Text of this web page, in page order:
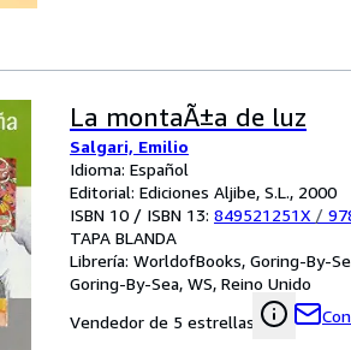
La montaÃ±a de luz
Salgari, Emilio
Idioma: Español
Editorial: Ediciones Aljibe, S.L., 2000
ISBN 10 / ISBN 13: 849521251X /
TAPA BLANDA
Librería: WorldofBooks, Goring-By-
Goring-By-Sea, WS, Reino Unido
Vendedor de 5 estrellas